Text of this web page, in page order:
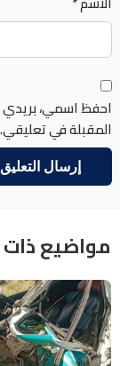
احفظ اسمي، بريدي
المقبلة في تعليقي.
مواضيع